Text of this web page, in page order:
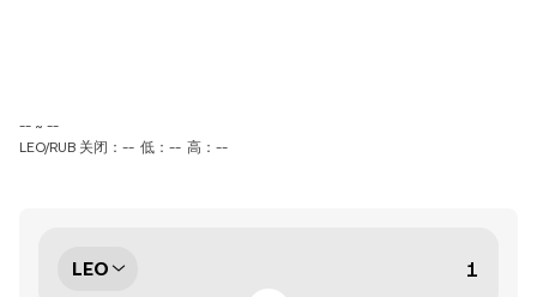
-- ~ --
LEO/RUB 关闭：-- 低：-- 高：--
LEO